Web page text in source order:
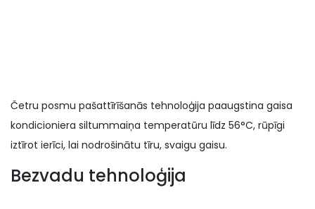
Četru posmu pašattīrīšanās tehnoloģija paaugstina gaisa
kondicioniera siltummaiņa temperatūru līdz 56°C, rūpīgi
iztīrot ierīci, lai nodrošinātu tīru, svaigu gaisu.
Bezvadu tehnoloģija